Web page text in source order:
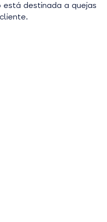
destinada a quejas